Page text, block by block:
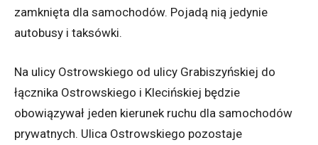
zamknięta dla samochodów. Pojadą nią jedynie
autobusy i taksówki.
Na ulicy Ostrowskiego od ulicy Grabiszyńskiej do
łącznika Ostrowskiego i Klecińskiej będzie
obowiązywał jeden kierunek ruchu dla samochodów
prywatnych. Ulica Ostrowskiego pozostaje